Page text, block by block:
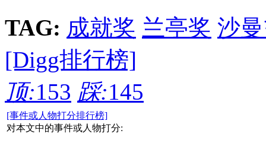
TAG: 成就奖 兰亭奖 沙
[Digg排行榜]
顶:153 踩:145
[事件或人物打分排行榜]
对本文中的事件或人物打分: